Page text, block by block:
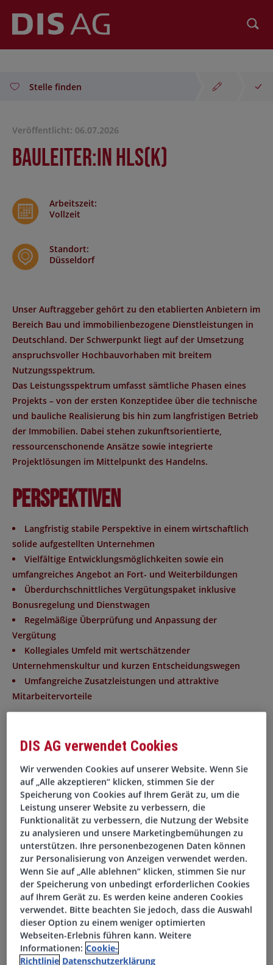
Stelle finden
Veröffentlicht: 06.07.2026
Bauleiter:in HLS(K)
Arbeitszeit:
Vollzeit
Standort:
Düsseldorf
Unser Auftraggeber gehört zu den etablierten Anbietern im
Bereich Bau und immobilienbezogene Dienstleistungen in
Deutschland. Der Schwerpunkt liegt auf der Umsetzung
anspruchsvoller Hochbauvorhaben mit breitem
Nutzungsspektrum.
Das Leistungsspektrum umfasst sämtliche Phasen eines
Projekts – von der ersten Konzeptidee über die technische
und bauliche Realisierung bis hin zum langfristigen Betrieb
der Immobilien. Dabei stehen zukunftsorientierte,
ressourcenschonende Ansätze sowie integrierte
Projektlösungen im Mittelpunkt des Handelns.
Perspektiven
Langfristig stabile Perspektive in einem wirtschaftlich
solide aufgestellten Unternehmen
Vielfältige Entwicklungsmöglichkeiten sowie ein
umfangreiches Angebot an Fort- und Weiterbildungen
Überdurchschnittliches Vergütungspaket inklusive
Bonusregelung und Dienstwagen
Regelmäßige Überprüfung und Anpassung der
Vergütung
Kollegiales Umfeld mit wertschätzender
Unternehmenskultur und kurzen Entscheidungswegen
Umfangreiche Zusatzleistungen und attraktive
Mitarbeitervorteile
Aufgaben
Du übernimmst – in enger Zusammenarbeit mit dem
Projektteam – die eigenverantwortliche Steuerung der
Bauausführung im Bereich Elektro- bzw.
Versorgungstechnik.
Innerhalb des Teams liegt dein Fokus auf der Sicherstellung
einheitlicher Qualitätsstandards und deren konsequenter
Umsetzung auf der Baustelle.
In Abstimmung mit der Hochbau-Bauleitung behältst du
die Kostenentwicklung der TGA-Gewerke im Blick und
führst regelmäßige Controllings durch.
Die Terminplanung entwickelst du gemeinsam mit dem
Projektteam – von der übergeordneten Struktur bis hin zur
Detailplanung – unter Anwendung moderner,
prozessorientierter Steuerungsmethoden.
DIS AG verwendet Cookies
Wir verwenden Cookies auf unserer Website. Wenn Sie
auf „Alle akzeptieren“ klicken, stimmen Sie der
Speicherung von Cookies auf Ihrem Gerät zu, um die
Leistung unserer Website zu verbessern, die
Funktionalität zu verbessern, die Nutzung der Website
zu analysieren und unsere Marketingbemühungen zu
unterstützen. Ihre personenbezogenen Daten können
zur Personalisierung von Anzeigen verwendet werden.
Wenn Sie auf „Alle ablehnen“ klicken, stimmen Sie nur
der Speicherung von unbedingt erforderlichen Cookies
auf Ihrem Gerät zu. Es werden keine anderen Cookies
verwendet. Bitte beachten Sie jedoch, dass die Auswahl
dieser Option zu einem weniger optimierten
Webseiten-Erlebnis führen kann. Weitere
Informationen: Cookie-
Richtlinie Datenschutzerklärung